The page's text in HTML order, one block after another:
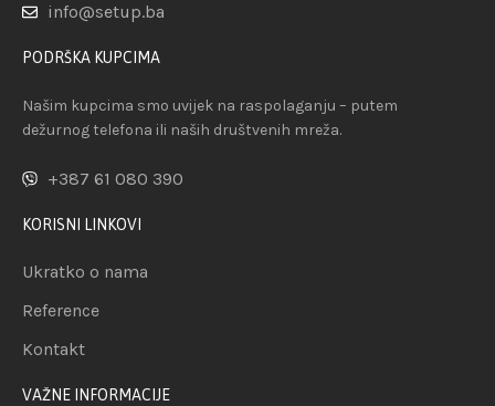
info@setup.ba
PODRŠKA KUPCIMA
Našim kupcima smo uvijek na raspolaganju – putem
dežurnog telefona ili naših društvenih mreža.
+387 61 080 390
KORISNI LINKOVI
Ukratko o nama
Reference
Kontakt
VAŽNE INFORMACIJE